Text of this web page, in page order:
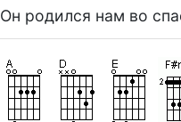
Он родился нам во